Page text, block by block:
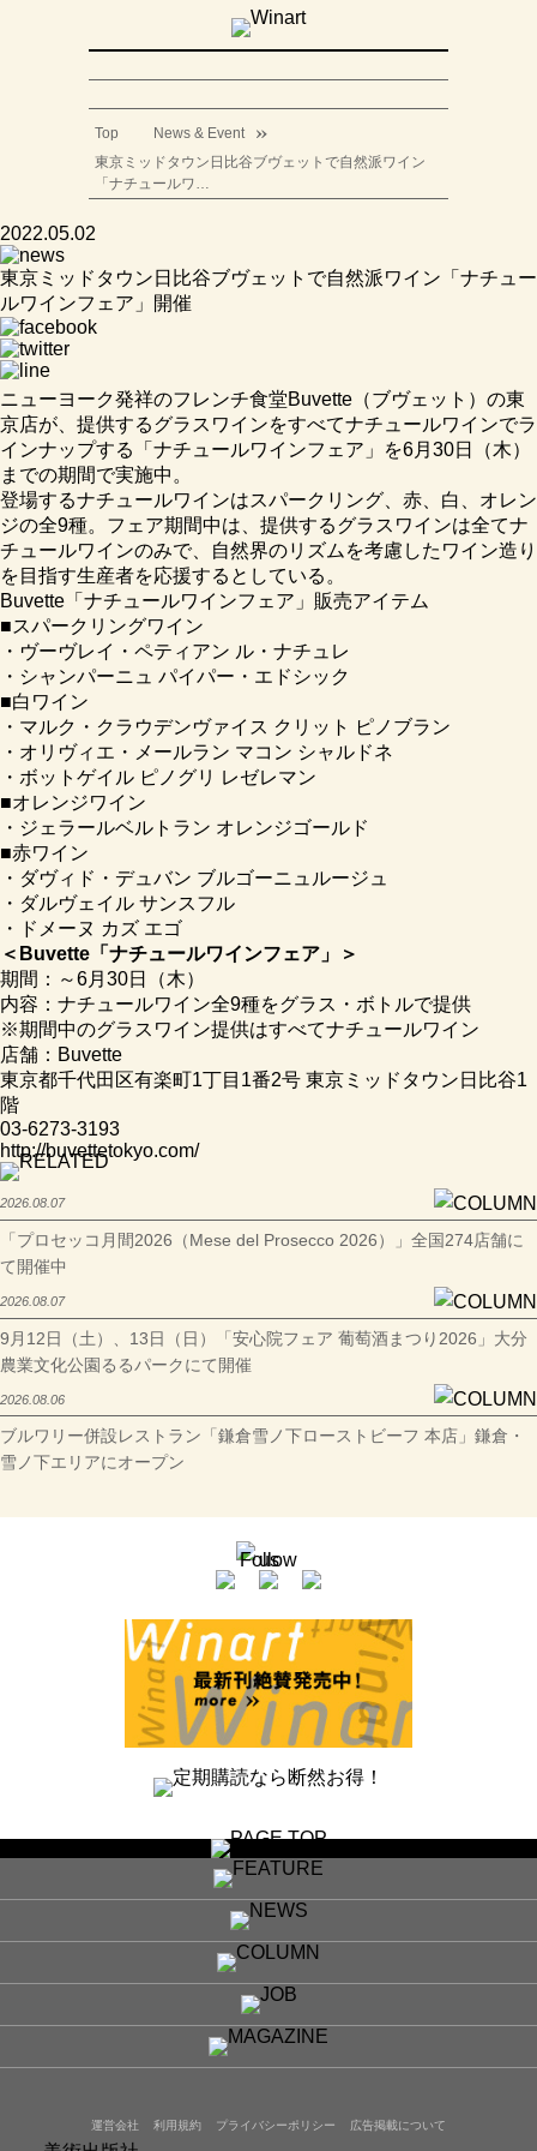
Top
News & Event
東京ミッドタウン日比谷ブヴェットで自然派ワイン
「ナチュールワ…
2022.05.02
東京ミッドタウン日比谷ブヴェットで自然派ワイン「ナチュー
ルワインフェア」開催
ニューヨーク発祥のフレンチ食堂Buvette（ブヴェット）の東
京店が、提供するグラスワインをすべてナチュールワインでラ
インナップする「ナチュールワインフェア」を6月30日（木）
までの期間で実施中。
登場するナチュールワインはスパークリング、赤、白、オレン
ジの全9種。フェア期間中は、提供するグラスワインは全てナ
チュールワインのみで、自然界のリズムを考慮したワイン造り
を目指す生産者を応援するとしている。
Buvette「ナチュールワインフェア」販売アイテム
■スパークリングワイン
・ヴーヴレイ・ペティアン ル・ナチュレ
・シャンパーニュ パイパー・エドシック
■白ワイン
・マルク・クラウデンヴァイス クリット ピノブラン
・オリヴィエ・メールラン マコン シャルドネ
・ボットゲイル ピノグリ レゼレマン
■オレンジワイン
・ジェラールベルトラン オレンジゴールド
■赤ワイン
・ダヴィド・デュバン ブルゴーニュルージュ
・ダルヴェイル サンスフル
・ドメーヌ カズ エゴ
＜Buvette「ナチュールワインフェア」＞
期間：～6月30日（木）
内容：ナチュールワイン全9種をグラス・ボトルで提供
※期間中のグラスワイン提供はすべてナチュールワイン
店舗：Buvette
東京都千代田区有楽町1丁目1番2号 東京ミッドタウン日比谷1
階
03-6273-3193
http://buvettetokyo.com/
2026.08.07
「プロセッコ月間2026（Mese del Prosecco 2026）」全国274店舗に
て開催中
2026.08.07
9月12日（土）、13日（日）「安心院フェア 葡萄酒まつり2026」大分
農業文化公園るるパークにて開催
2026.08.06
ブルワリー併設レストラン「鎌倉雪ノ下ローストビーフ 本店」鎌倉・
雪ノ下エリアにオープン
運営会社 利用規約 プライバシーポリシー 広告掲載について